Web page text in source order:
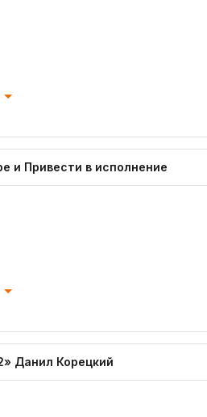
и Привести в исполнение
Данил Корецкий